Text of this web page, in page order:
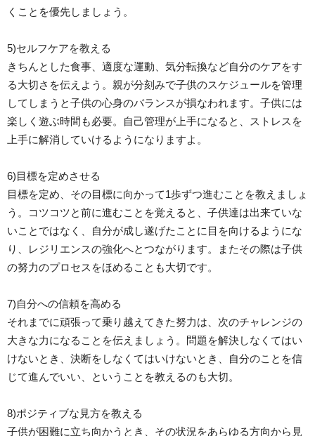
くことを優先しましょう。
5)セルフケアを教える
きちんとした食事、適度な運動、気分転換など自分のケアをす
る大切さを伝えよう。親が分刻みで子供のスケジュールを管理
してしまうと子供の心身のバランスが損なわれます。子供には
楽しく遊ぶ時間も必要。自己管理が上手になると、ストレスを
上手に解消していけるようになりますよ。
6)目標を定めさせる
目標を定め、その目標に向かって1歩ずつ進むことを教えましょ
う。コツコツと前に進むことを覚えると、子供達は出来ていな
いことではなく、自分が成し遂げたことに目を向けるようにな
り、レジリエンスの強化へとつながります。またその際は子供
の努力のプロセスをほめることも大切です。
7)自分への信頼を高める
それまでに頑張って乗り越えてきた努力は、次のチャレンジの
大きな力になることを伝えましょう。問題を解決しなくてはい
けないとき、決断をしなくてはいけないとき、自分のことを信
じて進んでいい、ということを教えるのも大切。
8)ポジティブな見方を教える
子供が困難に立ち向かうとき、その状況をあらゆる方向から見